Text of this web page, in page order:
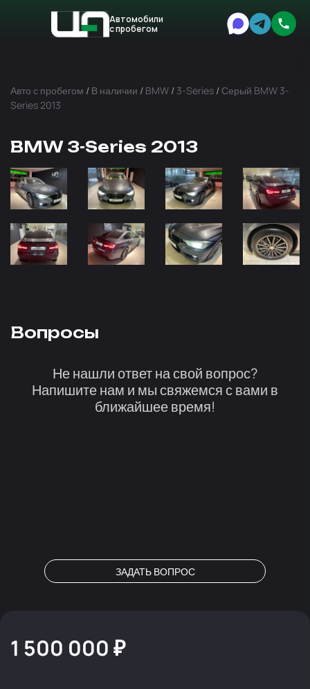
Автомобили
с пробегом
Авто с пробегом / В наличии / BMW / 3-Series / Серый BMW 3-
Series 2013
BMW 3-Series 2013
Вопросы
Не нашли ответ на свой вопрос?
Напишите нам и мы свяжемся с вами в
ближайшее время!
ЗАДАТЬ ВОПРОС
1 500 000 ₽